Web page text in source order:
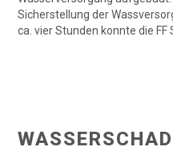
Sicherstellung der
ca. vier Stunden konnte die FF